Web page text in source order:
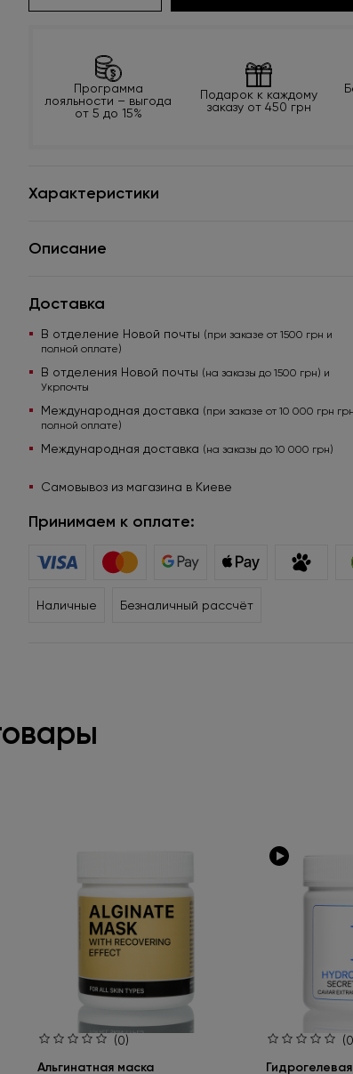
Программа
лояльности – выгода
от 5 до 15%
Подарок к каждому
заказу от 450 грн
Характеристики
Описание
Доставка
В отделение Новой почты (при заказе от 1500 грн и
полной оплате)
В отделения Новой почты (на заказы до 1500 грн) и
Укрпочты
Международная доставка (при заказе от 10 000 грн
полной оплате)
Международная доставка (на заказы до 10 000 грн)
Самовывоз из магазина в Киеве
Принимаем к оплате:
Наличные Безналичный рассчёт
(0)
Альгинатная маска